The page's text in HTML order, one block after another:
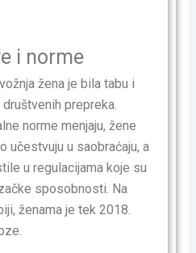
i norme
žena je bila tabu i
prepreka.
norme menjaju, žene
učestvuju u saobraćaju, a
u regulacijama koje su
sposobnosti. Na
ženama je tek 2018.